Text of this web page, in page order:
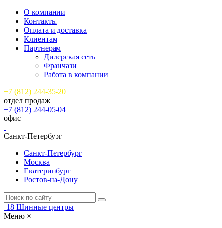
О компании
Контакты
Оплата и доставка
Клиентам
Партнерам
Дилерская сеть
Франчази
Работа в компании
+7 (812) 244-35-20
отдел продаж
+7 (812) 244-05-04
офис
Санкт-Петербург
Санкт-Петербург
Москва
Екатеринбург
Ростов-на-Дону
18 Шинные центры
Меню ×